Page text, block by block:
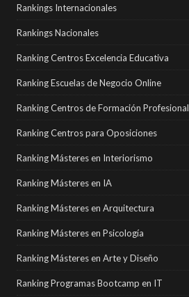
Rankings Internacionales
Rankings Nacionales
Ranking Centros Excelencia Educativa
Ranking Escuelas de Negocio Online
Ranking Centros de Formación Profesional
Ranking Centros para Oposiciones
Ranking Másteres en Interiorismo
Ranking Másteres en IA
Ranking Másteres en Arquitectura
Ranking Másteres en Psicología
Ranking Másteres en Arte y Diseño
Ranking Programas Bootcamp en IT